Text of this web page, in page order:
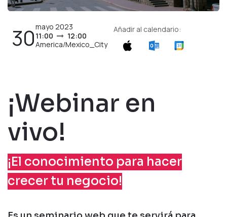
30mayo 2023
11:00
12:00
America/Mexico_City
Añadir al calendario:
¡Webinar en
vivo!
¡El conocimiento para hacer
crecer tu negocio!